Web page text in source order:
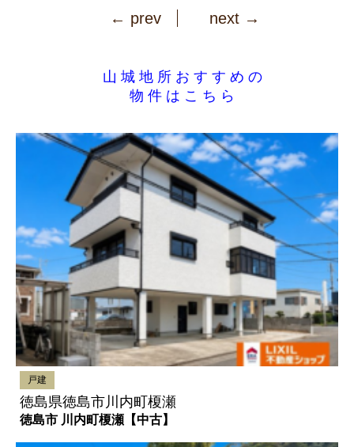
← prev next →
山城地所おすすめの
物件はこちら
戸建
徳島県徳島市川内町榎瀬
徳島市 川内町榎瀬【中古】